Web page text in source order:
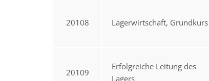
20108 Lagerwirtschaft, Grundkurs
20109
Erfolgreiche Leitung des
Lagers